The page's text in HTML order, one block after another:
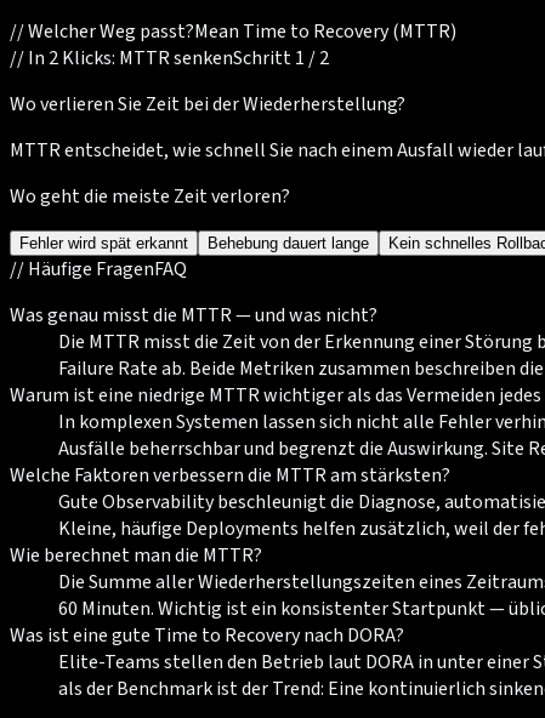
//Welcher Weg passt?Mean Time to Recovery (MTTR)
//In 2 Klicks: MTTR senkenSchritt 1 / 2
Wo verlieren Sie Zeit bei der Wiederherstellung?
MTTR entscheidet, wie schnell Sie nach einem Ausfall wieder
Wo geht die meiste Zeit verloren?
Fehler wird spät erkannt Behebung dauert lange Kein schnelles
//Häufige FragenFAQ
Was genau misst die MTTR — und was nicht?
Die MTTR misst die Zeit von der Erkennung einer
Failure Rate ab. Beide Metriken zusammen beschreiben
Warum ist eine niedrige MTTR wichtiger als das Vermeiden jedes
In komplexen Systemen lassen sich nicht alle Fehler
Ausfälle beherrschbar und begrenzt die Auswirkung.
Welche Faktoren verbessern die MTTR am stärksten?
Gute Observability beschleunigt die Diagnose,
Kleine, häufige Deployments helfen zusätzlich, weil der
Wie berechnet man die MTTR?
Die Summe aller Wiederherstellungszeiten eines
60 Minuten. Wichtig ist ein konsistenter Startpunkt —
Was ist eine gute Time to Recovery nach DORA?
Elite-Teams stellen den Betrieb laut DORA in unter einer
als der Benchmark ist der Trend: Eine kontinuierlich